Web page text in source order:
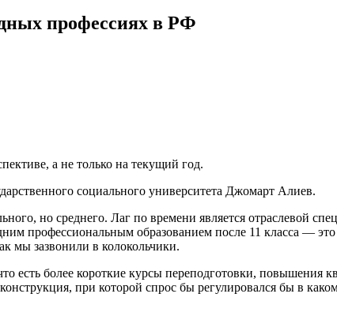
профессиях в РФ
а не только на текущий год.
социального университета Джомарт Алиев.
но среднего. Лаг по времени является отраслевой
профессиональным образованием после 11 класса — это
мы зазвонили в колокольчики.
есть более короткие курсы переподготовки, повышения
при которой спрос бы регулировался бы в